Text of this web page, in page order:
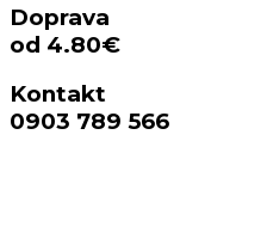
Doprava
od 4.80€
Kontakt
0903 789 566